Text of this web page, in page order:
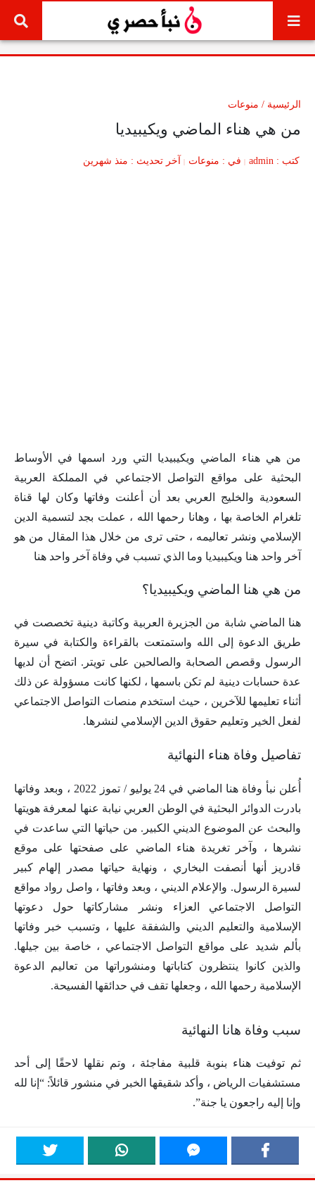
الرئيسية / منوعات
من هي هناء الماضي ويكيبيديا
كتب admin في منوعات آخر تحديث منذ شهرين
من هي هناء الماضي ويكيبيديا التي ورد اسمها في الأوساط
البحثية على مواقع التواصل الاجتماعي في المملكة العربية
السعودية والخليج العربي بعد أن أعلنت وفاتها وكان لها قناة
تلغرام الخاصة بها ، وهانا رحمها الله ، عملت بجد لتسمية الدين
الإسلامي ونشر تعاليمه ، حتى ترى من خلال هذا المقال من هو
آخر واحد هنا ويكيبيديا وما الذي تسبب في وفاة آخر واحد هنا
من هي هنا الماضي ويكيبيديا؟
هنا الماضي شابة من الجزيرة العربية وكاتبة دينية تخصصت في
طريق الدعوة إلى الله واستمتعت بالقراءة والكتابة في سيرة
الرسول وقصص الصحابة والصالحين على تويتر. اتضح أن لديها
عدة حسابات دينية لم تكن باسمها ، لكنها كانت مسؤولة عن ذلك
أثناء تعليمها للآخرين ، حيث استخدم منصات التواصل الاجتماعي
لفعل الخير وتعليم حقوق الدين الإسلامي لنشرها.
تفاصيل وفاة هناء النهائية
أُعلن نبأ وفاة هنا الماضي في 24 يوليو / تموز 2022 ، وبعد وفاتها
بادرت الدوائر البحثية في الوطن العربي نيابة عنها لمعرفة هويتها
والبحث عن الموضوع الديني الكبير. من حياتها التي ساعدت في
نشرها ، وآخر تغريدة هناء الماضي على صفحتها على موقع
قادريز أنها أنصفت البخاري ، ونهاية حياتها مصدر إلهام كبير
لسيرة الرسول. والإعلام الديني ، وبعد وفاتها ، واصل رواد مواقع
التواصل الاجتماعي العزاء ونشر مشاركاتها حول دعوتها
الإسلامية والتعليم الديني والشفقة عليها ، وتسبب خبر وفاتها
بألم شديد على مواقع التواصل الاجتماعي ، خاصة بين جيلها.
والذين كانوا ينتظرون كتاباتها ومنشوراتها من تعاليم الدعوة
الإسلامية رحمها الله ، وجعلها تقف في حدائقها الفسيحة.
سبب وفاة هانا النهائية
ثم توفيت هناء بنوبة قلبية مفاجئة ، وتم نقلها لاحقًا إلى أحد
مستشفيات الرياض ، وأكد شقيقها الخبر في منشور قائلاً: “إنا لله
وإنا إليه راجعون يا جنة”.